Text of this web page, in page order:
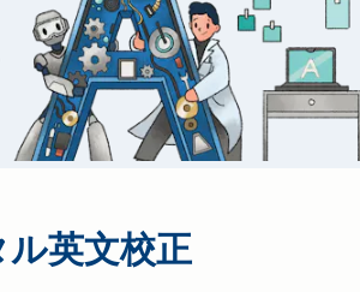
英文校正